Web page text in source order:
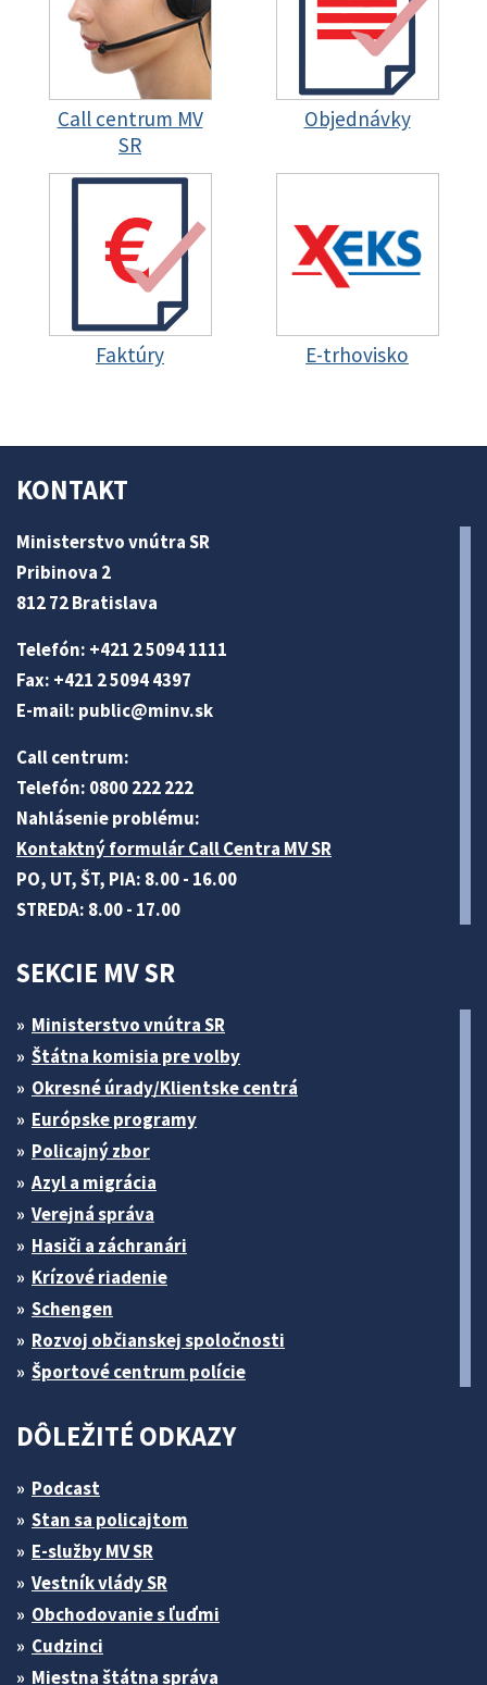
Call centrum MV
SR
Objednávky
Faktúry E-trhovisko
KONTAKT
Ministerstvo vnútra SR
Pribinova 2
812 72 Bratislava
Telefón: +421 2 5094 1111
Fax: +421 2 5094 4397
E-mail: public@minv.sk
Call centrum:
Telefón: 0800 222 222
Nahlásenie problému:
Kontaktný formulár Call Centra MV SR
PO, UT, ŠT, PIA: 8.00 - 16.00
STREDA: 8.00 - 17.00
SEKCIE MV SR
Ministerstvo vnútra SR
Štátna komisia pre volby
Okresné úrady/Klientske centrá
Európske programy
Policajný zbor
Azyl a migrácia
Verejná správa
Hasiči a záchranári
Krízové riadenie
Schengen
Rozvoj občianskej spoločnosti
Športové centrum polície
DÔLEŽITÉ ODKAZY
Podcast
Stan sa policajtom
E-služby MV SR
Vestník vlády SR
Obchodovanie s ľuďmi
Cudzinci
Miestna štátna správa